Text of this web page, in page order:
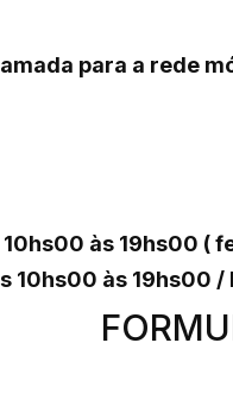
para a rede
às 19hs00
10hs00 às 19hs00